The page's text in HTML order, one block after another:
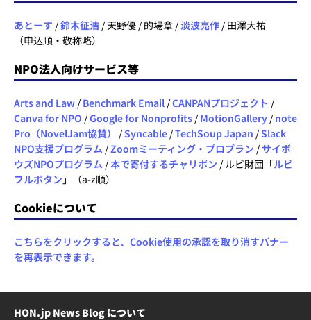
あとーす /鈴木征浩 / 天野優 / 的場章 /淡波亮作 / 田澤大祐
（申込順・敬称略）
NPO法人向けサービス等
Arts and Law / Benchmark Email /CANPANプロジェクト /
Canva for NPO /Google for Nonprofits / MotionGallery / note
Pro（NovelJam協賛）
/Syncable /TechSoup Japan /Slack
NPO支援プログラム /Zoomミーティング・プロプラン /サイボ
ウズNPOプログラム /本で寄付するチャリボン / ルビ財団「ルビ
フルボタン 」（a-z順）
Cookieについて
こちらをクリックすると、Cookie使用の承認を取り消すバナー
を再表示できます。
HON.jp News Blog について